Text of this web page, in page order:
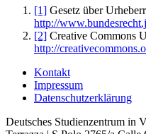
[1] Gesetz über
http://
[2] Creative Commons
http://
Kontakt
Impressum
Datenschutzerklärung
Deutsches Studienzentrum in